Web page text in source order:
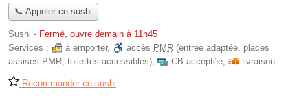
📞 Appeler ce sushi
Sushi - Fermé, ouvre demain à 11h45
Services :
à emporter, accès PMR (entrée adaptée, places
assises PMR, toilettes accessibles), CB acceptée, livraison
Recommander ce sushi